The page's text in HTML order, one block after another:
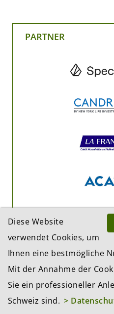
PARTNER
Diese Website
verwendet Cookies, um
Ihnen eine bestmögliche
Mit der Annahme der
Sie ein professioneller
Schweiz sind. >